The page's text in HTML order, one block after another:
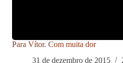
Para Vítor. Com muita dor
31 de dezembro de 2015